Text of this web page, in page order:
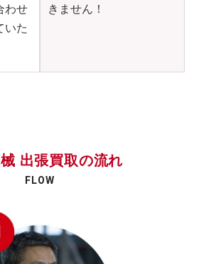
わせ
いた
きません！
出張買取の流れ
FLOW